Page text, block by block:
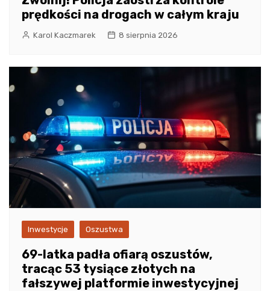
prędkości na drogach w całym kraju
Karol Kaczmarek 8 sierpnia 2026
Inwestycje Oszustwa
69-latka padła ofiarą oszustów,
tracąc 53 tysiące złotych na
fałszywej platformie inwestycyjnej